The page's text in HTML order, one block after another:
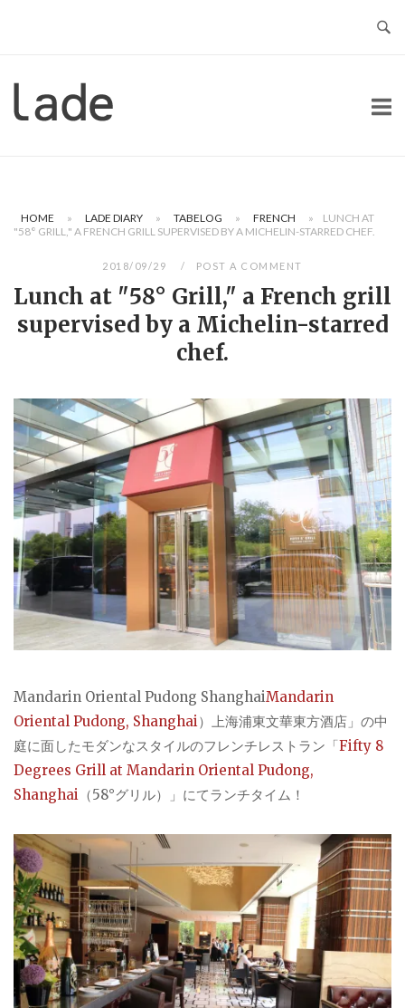
Home
HOME » LADE DIARY » TABELOG » FRENCH »
LUNCH AT
"58° GRILL," A FRENCH GRILL SUPERVISED BY A MICHELIN-STARRED CHEF.
2018/09/29 POST A COMMENT
Lunch at "58° Grill," a French grill
supervised by a Michelin-starred
chef.
Mandarin Oriental Pudong ShanghaiMandarin
Oriental Pudong, Shanghai）上海浦東文華東方酒店」の中
庭に面したモダンなスタイルのフレンチレストラン「Fifty 8
Degrees Grill at Mandarin Oriental Pudong,
Shanghai （58°グリル）」にてランチタイム！